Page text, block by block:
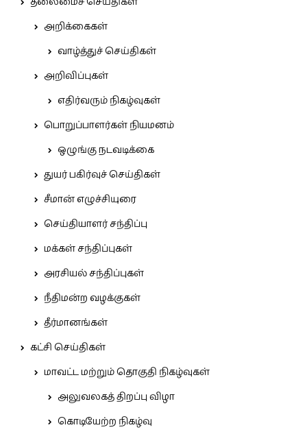
அறிக்கைகள்
வாழ்த்துச் செய்திகள்
அறிவிப்புகள்
எதிர்வரும் நிகழ்வுகள்
பொறுப்பாளர்கள் நியமனம்
ஒழுங்கு நடவடிக்கை
துயர் பகிர்வுச் செய்திகள்
சீமான் எழுச்சியுரை
செய்தியாளர் சந்திப்பு
மக்கள் சந்திப்புகள்
அரசியல் சந்திப்புகள்
நீதிமன்ற வழக்குகள்
தீர்மானங்கள்
கட்சி செய்திகள்
மாவட்ட மற்றும் தொகுதி நிகழ்வுகள்
அலுவலகத் திறப்பு விழா
கொடியேற்ற நிகழ்வு